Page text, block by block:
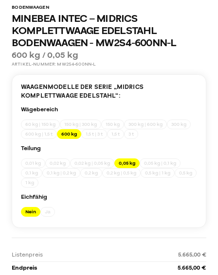
BODENWAAGEN
MINEBEA INTEC – MIDRICS
KOMPLETTWAAGE EDELSTAHL
BODENWAAGEN - MW2S4-600NN-L
600 kg / 0,05 kg
ARTIKEL-NUMMER: MW2S4-600NN-L
WAAGENMODELLE DER SERIE „MIDRICS
KOMPLETTWAAGE EDELSTAHL“:
Wägebereich
60 kg | 150 kg 150 kg | 300 kg 150 kg 300 kg | 600 kg
300 kg
600 kg | 1,5 t
600 kg 1,5 t | 3 t 1,5 t 3 t
Teilung
0,01 kg 0,02 kg 0,02 kg | 0,05 kg 0,05 kg
0,05 kg | 0,1 kg
0,1 kg
0,1 kg | 0,2 kg 0,2 kg 0,2 kg | 0,5 kg 0,5 kg | 1 kg
0,5 kg
1 kg
Eichfähig
Nein Ja
Listenpreis
5.665,00 €
Endpreis
5.665,00 €